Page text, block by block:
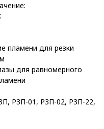
пламени для резки
для равномерного
Р3П-01, Р3П-02, Р3П-22,